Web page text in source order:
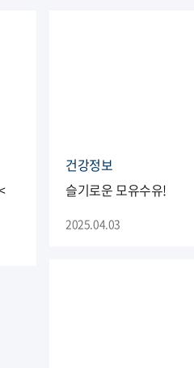
건강정보
슬기로운 모유수유!
2025.04.03